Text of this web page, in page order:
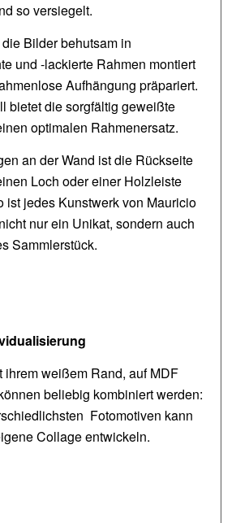
so versiegelt.
Bilder behutsam in
und -lackierte Rahmen montiert
Aufhängung präpariert.
bietet die sorgfältig geweißte
optimalen Rahmenersatz.
an der Wand ist die Rückseite
Loch oder einer Holzleiste
ist jedes Kunstwerk von Mauricio
nur ein Unikat, sondern auch
Sammlerstück.
ihrem weißem Rand, auf MDF
beliebig kombiniert werden:
Fotomotiven kann
Collage entwickeln.